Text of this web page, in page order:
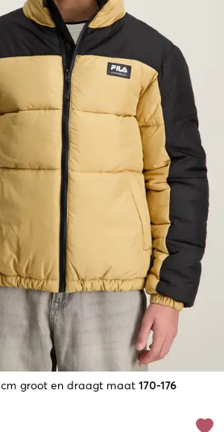
cm groot en draagt maat 170-176